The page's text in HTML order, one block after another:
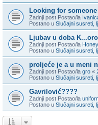
Looking for someone
Zadnji post Postao/la
Postano u Slučajni susreti,
Ljubav u doba
Zadnji post Postao/la
Postano u Slučajni susreti,
proljeće je a u meni
Zadnji post Postao/la gro «
Postano u Slučajni susreti,
Gavrilović????
Zadnji post Postao/la
Postano u Slučajni susreti,